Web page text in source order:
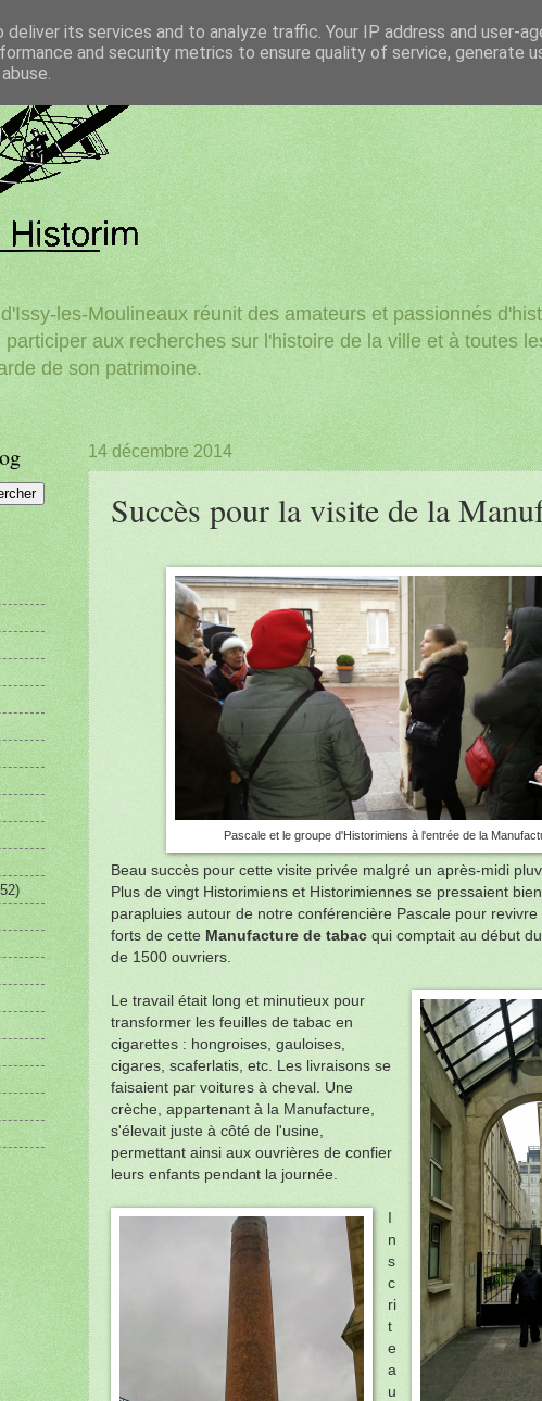
les-Moulineaux réunit des amateurs et passionnés
aux recherches sur l'histoire de la ville et à toutes
de son patrimoine.
14 décembre 2014
Succès pour la visite de la
Pascale et le groupe d'Historimiens à l'entrée de la
Beau succès pour cette visite privée malgré un après-midi
Plus de vingt Historimiens et Historimiennes se pressaient
parapluies autour de notre conférencière Pascale pour
forts de cette Manufacture de tabac qui comptait au début
de 1500 ouvriers.
Le travail était long et minutieux pour
transformer les feuilles de tabac en
cigarettes : hongroises, gauloises,
cigares, scaferlatis, etc. Les livraisons se
faisaient par voitures à cheval. Une
crèche, appartenant à la Manufacture,
s'élevait juste à côté de l'usine,
permettant ainsi aux ouvrières de confier
leurs enfants pendant la journée.
I
n
s
c
ri
t
e
a
u
its services and to analyze traffic. Your IP address and user-
and security metrics to ensure quality of service, generate